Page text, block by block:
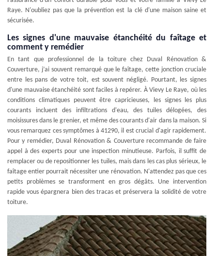
Raye. N'oubliez pas que la prévention est la clé d'une maison saine et
sécurisée.
Les signes d'une mauvaise étanchéité du faîtage et
comment y remédier
En tant que professionnel de la toiture chez Duval Rénovation &
Couverture, j’ai souvent remarqué que le faîtage, cette jonction cruciale
entre les pans de votre toit, est souvent négligé. Pourtant, les signes
d'une mauvaise étanchéité sont faciles à repérer. À Vievy Le Raye, où les
conditions climatiques peuvent être capricieuses, les signes les plus
courants incluent des infiltrations d'eau, des tuiles délogées, des
moisissures dans le grenier, et même des courants d'air dans la maison. Si
vous remarquez ces symptômes à 41290, il est crucial d'agir rapidement.
Pour y remédier, Duval Rénovation & Couverture recommande de faire
appel à des experts pour une inspection minutieuse. Parfois, il suffit de
remplacer ou de repositionner les tuiles, mais dans les cas plus sérieux, le
faîtage entier pourrait nécessiter une rénovation. N'attendez pas que ces
petits problèmes se transforment en gros dégâts. Une intervention
rapide vous épargnera bien des tracas et préservera la solidité de votre
toiture.